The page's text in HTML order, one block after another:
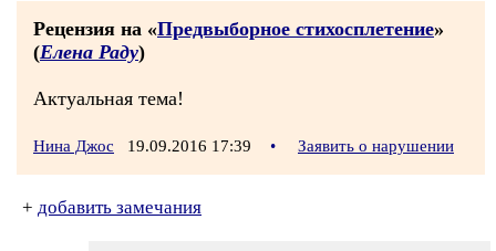
Рецензия на «Предвыборное стихосплетение»
(Елена Раду)
Актуальная тема!
Нина Джос 19.09.2016 17:39 • Заявить о нарушении
+ добавить замечания